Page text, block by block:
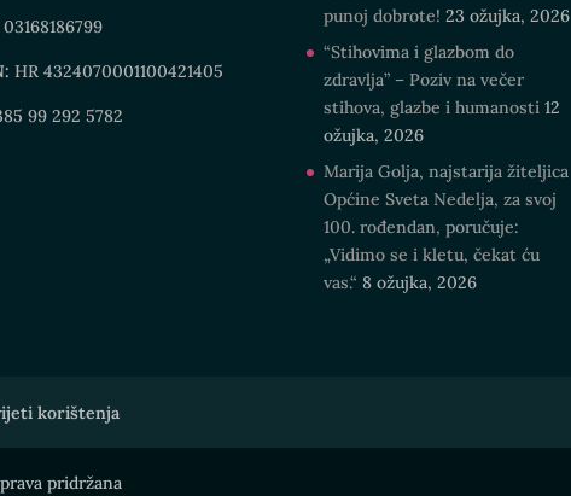
03168186799
HR 4324070001100421405
99 292 5782
punoj dobrote! 23 ožujka, 2026
“Stihovima i glazbom do
zdravlja” – Poziv na večer
stihova, glazbe i humanosti 12
ožujka, 2026
Marija Golja, najstarija žiteljica
Općine Sveta Nedelja, za svoj
100. rođendan, poručuje:
„Vidimo se i kletu, čekat ću
vas.“ 8 ožujka, 2026
korištenja
pridržana